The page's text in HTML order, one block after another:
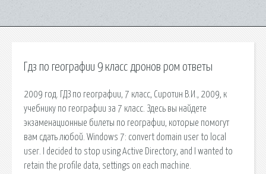
Гдз по географии 9 класс дронов ром ответы
2009 год. ГДЗ по географии, 7 класс, Сиротин В.И., 2009, к
учебнику по географии за 7 класс. Здесь вы найдете
экзаменационные билеты по географии, которые помогут
вам сдать любой. Windows 7: convert domain user to local
user. I decided to stop using Active Directory, and I wanted to
retain the profile data, settings on each machine.